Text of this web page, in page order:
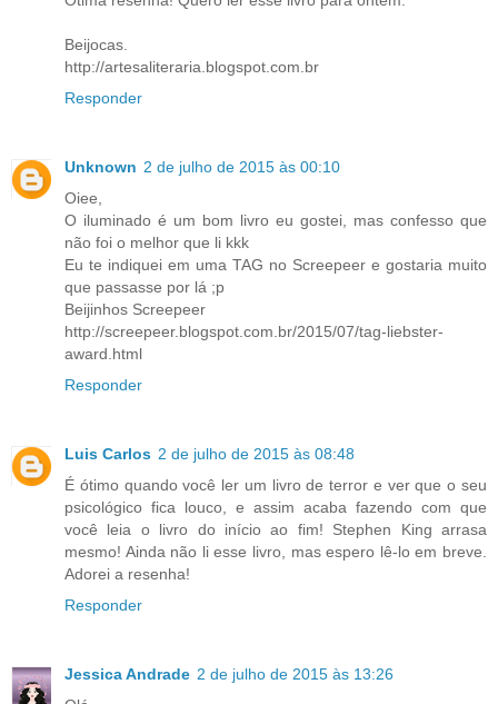
Beijocas.
http://artesaliteraria.blogspot.com.br
Responder
Unknown 2 de julho de 2015 às 00:10
Oiee,
O iluminado é um bom livro eu gostei, mas confesso que
não foi o melhor que li kkk
Eu te indiquei em uma TAG no Screepeer e gostaria muito
que passasse por lá ;p
Beijinhos Screepeer
http://screepeer.blogspot.com.br/2015/07/tag-liebster-
award.html
Responder
Luis Carlos 2 de julho de 2015 às 08:48
É ótimo quando você ler um livro de terror e ver que o seu
psicológico fica louco, e assim acaba fazendo com que
você leia o livro do início ao fim! Stephen King arrasa
mesmo! Ainda não li esse livro, mas espero lê-lo em breve.
Adorei a resenha!
Responder
Jessica Andrade 2 de julho de 2015 às 13:26